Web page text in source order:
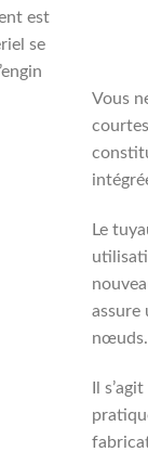
est
se
Vous
Le
assure
nœuds.
Il